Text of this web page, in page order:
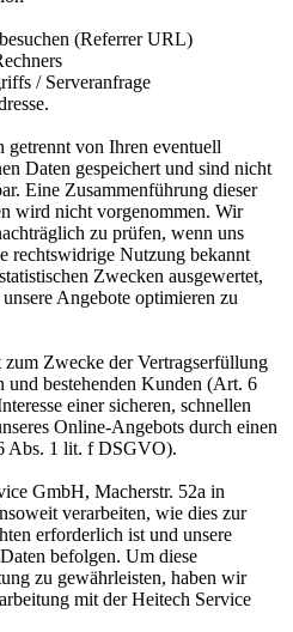
(Referrer URL)
/ Serveranfrage
getrennt von Ihren eventuell
Daten gespeichert und sind nicht
Eine Zusammenführung dieser
wird nicht vorgenommen. Wir
zu prüfen, wenn uns
rechtswidrige Nutzung bekannt
Zwecken ausgewertet,
Angebote optimieren zu
Zwecke der Vertragserfüllung
und bestehenden Kunden (Art. 6
einer sicheren, schnellen
Online-Angebots durch einen
Abs. 1 lit. f DSGVO).
GmbH, Macherstr. 52a in
verarbeiten, wie dies zur
erforderlich ist und unsere
befolgen. Um diese
zu gewährleisten, haben wir
mit der Heitech Service